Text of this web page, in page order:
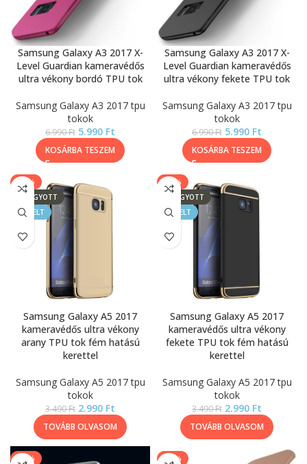
Samsung Galaxy A3 2017 X-
Level Guardian kameravédős
ultra vékony bordó TPU tok
Samsung Galaxy A3 2017 tpu
tokok
6.990Ft 5.990 Ft
KOSÁRBA TESZEM
Samsung Galaxy A3 2017 X-
Level Guardian kameravédős
ultra vékony fekete TPU tok
Samsung Galaxy A3 2017 tpu
tokok
6.990Ft 5.990 Ft
KOSÁRBA TESZEM
-14%
ELFOGYOTT
KIEMELT
Samsung Galaxy A5 2017
kameravédős ultra vékony
arany TPU tok fém hatású
kerettel
Samsung Galaxy A5 2017 tpu
tokok
3.490Ft 2.990 Ft
TOVÁBB OLVASOM
-14%
ELFOGYOTT
KIEMELT
Samsung Galaxy A5 2017
kameravédős ultra vékony
fekete TPU tok fém hatású
kerettel
Samsung Galaxy A5 2017 tpu
tokok
3.490Ft 2.990 Ft
TOVÁBB OLVASOM
-20%
-14%